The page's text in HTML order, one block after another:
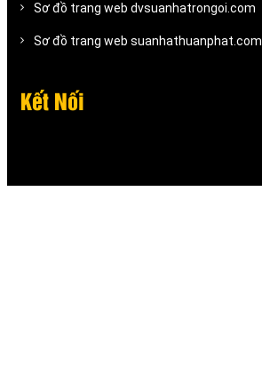
Sơ đồ trang web dvsuanhatrongoi.com
Sơ đồ trang web suanhathuanphat.com
Kết Nối